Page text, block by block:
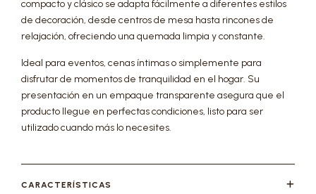
compacto y clásico se adapta fácilmente a diferentes estilos
de decoración, desde centros de mesa hasta rincones de
relajación, ofreciendo una quemada limpia y constante.
Ideal para eventos, cenas íntimas o simplemente para
disfrutar de momentos de tranquilidad en el hogar. Su
presentación en un empaque transparente asegura que el
producto llegue en perfectas condiciones, listo para ser
utilizado cuando más lo necesites.
CARACTERÍSTICAS